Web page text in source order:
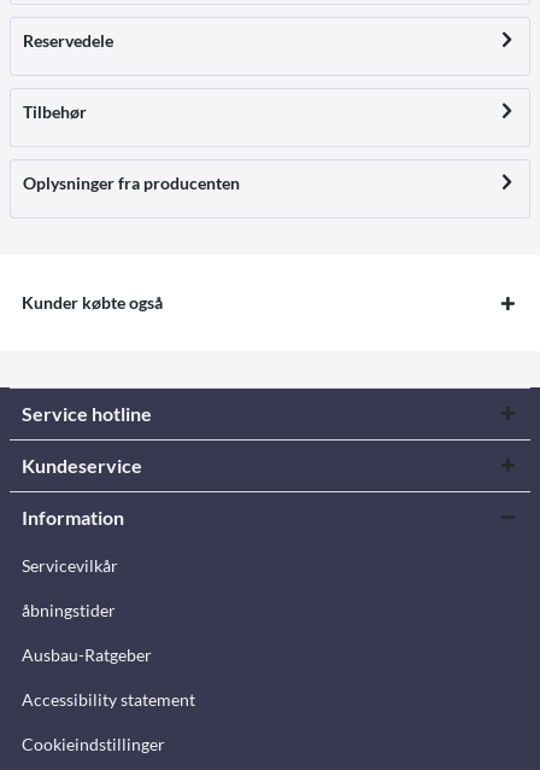
Reservedele
Tilbehør
Oplysninger fra producenten
Kunder købte også
Service hotline
Kundeservice
Information
Servicevilkår
åbningstider
Ausbau-Ratgeber
Accessibility statement
Cookieindstillinger